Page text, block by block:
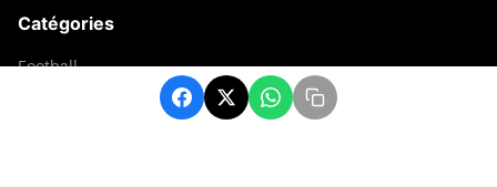
Catégories
Football